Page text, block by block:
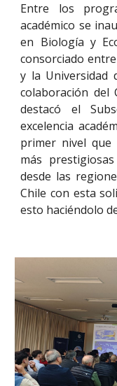
Entre los
académico se
en Biología y
consorciado
y la Universidad
colaboración del
destacó el
excelencia
primer nivel que
más
desde las
Chile con esta
esto haciéndolo